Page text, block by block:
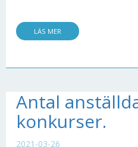
LÄS MER
Antal
konkurser.
2021-03-26